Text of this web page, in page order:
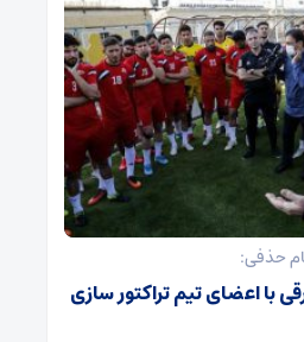
حذفی:
با اعضای تیم تراکتور سازی